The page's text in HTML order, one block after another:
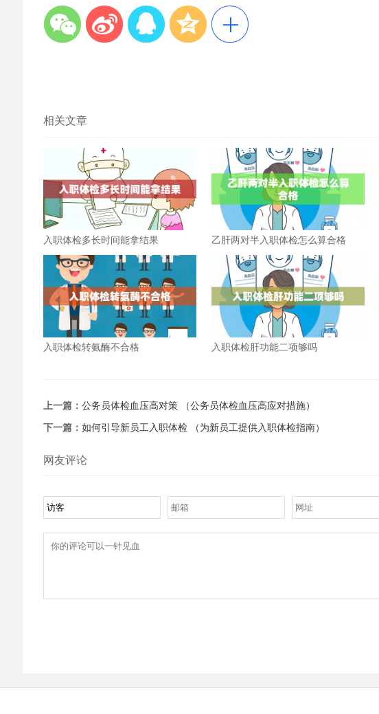
相关文章
入职体检多长时间能拿结果 乙肝两对半入职体检怎么算合格
入职体检转氨酶不合格 入职体检肝功能二项够吗
上一篇： 公务员体检血压高对策 （公务员体检血压高应对措施）
下一篇： 如何引导新员工入职体检 （为新员工提供入职体检指南）
网友评论